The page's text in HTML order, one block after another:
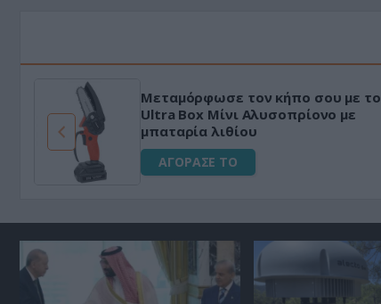
Μεταμόρφωσε τον κήπο σου με το
Ultra Box Μίνι Αλυσοπρίονο με
μπαταρία λιθίου
ΑΓΟΡΑΣΕ ΤΟ